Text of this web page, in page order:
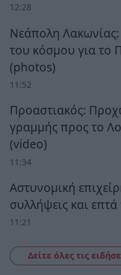
12:28
Νεάπολη
του κόσμου για το
(photos)
11:52
Προαστιακός:
γραμμής προς το
(video)
11:34
Αστυνομική
συλλήψεις και
11:21
Δείτε όλες τις